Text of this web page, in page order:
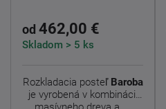
od 462,00 €
Skladom > 5 ks
Rozkladacia posteľ Baroba
je vyrobená v kombinácii